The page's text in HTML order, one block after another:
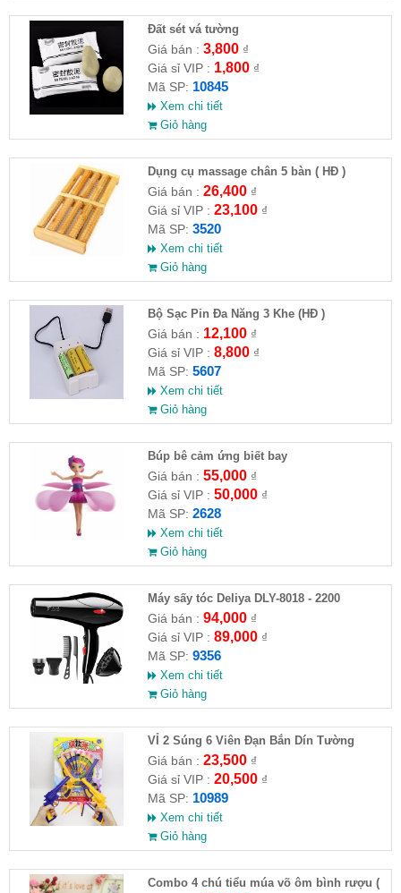
Đất sét vá tường
Giá bán : 3,800₫
Giá sỉ VIP : 1,800₫
Mã SP: 10845
Xem chi tiết
Giỏ hàng
Dụng cụ massage chân 5 bàn ( HĐ )
Giá bán : 26,400₫
Giá sỉ VIP : 23,100₫
Mã SP: 3520
Xem chi tiết
Giỏ hàng
Bộ Sạc Pin Đa Năng 3 Khe (HĐ )
Giá bán : 12,100₫
Giá sỉ VIP : 8,800₫
Mã SP: 5607
Xem chi tiết
Giỏ hàng
​Búp bê cảm ứng biết bay
Giá bán : 55,000₫
Giá sỉ VIP : 50,000₫
Mã SP: 2628
Xem chi tiết
Giỏ hàng
Máy sấy tóc Deliya DLY-8018 - 2200
Giá bán : 94,000₫
Giá sỉ VIP : 89,000₫
Mã SP: 9356
Xem chi tiết
Giỏ hàng
VỈ 2 Súng 6 Viên Đạn Bắn Dín Tường
Giá bán : 23,500₫
Giá sỉ VIP : 20,500₫
Mã SP: 10989
Xem chi tiết
Giỏ hàng
Combo 4 chú tiểu múa võ ôm bình rượu (